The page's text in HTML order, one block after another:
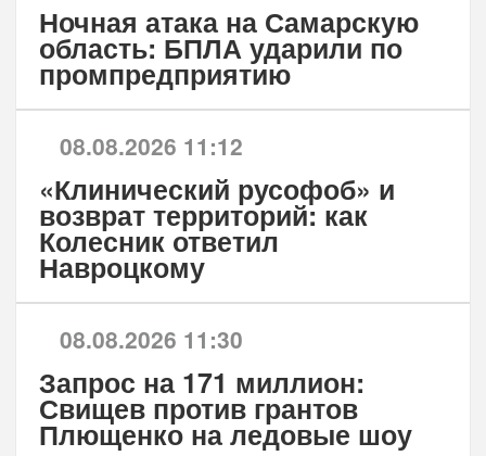
Ночная атака на Самарскую
область: БПЛА ударили по
промпредприятию
08.08.2026 11:12
«Клинический русофоб» и
возврат территорий: как
Колесник ответил
Навроцкому
08.08.2026 11:30
Запрос на 171 миллион:
Свищев против грантов
Плющенко на ледовые шоу